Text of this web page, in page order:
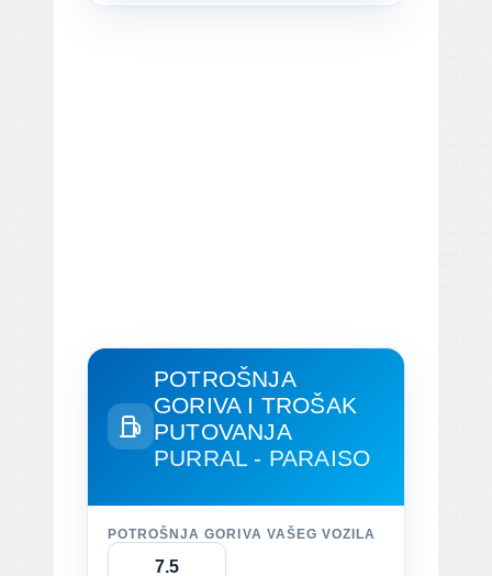
POTROŠNJA
GORIVA I TROŠAK
PUTOVANJA
PURRAL - PARAISO
POTROŠNJA GORIVA VAŠEG VOZILA